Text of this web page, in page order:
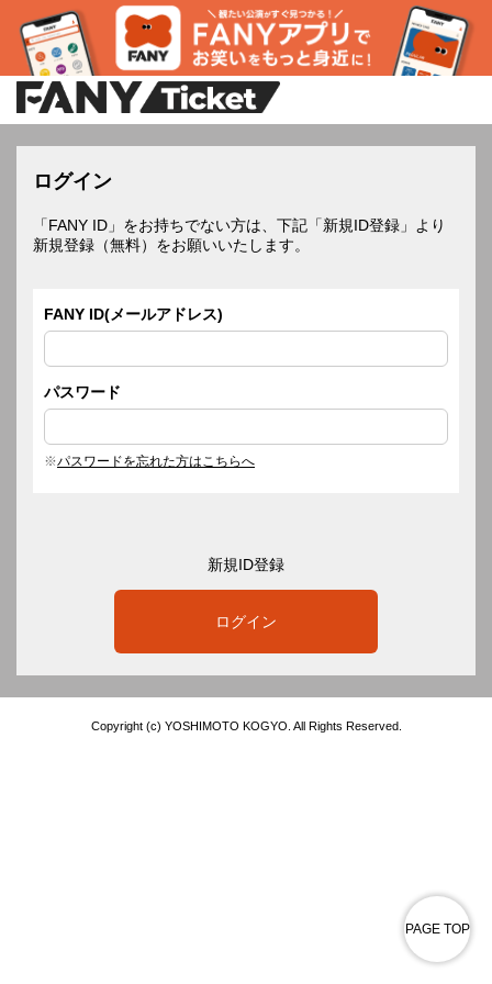
ログイン
「FANY ID」をお持ちでない方は、下記「新規ID登録」より
新規登録（無料）をお願いいたします。
FANY ID(メールアドレス)
パスワード
パスワードを忘れた方はこちらへ
ログイン
新規ID登録
Copyright (c) YOSHIMOTO KOGYO. All Rights Reserved.
PAGE TOP